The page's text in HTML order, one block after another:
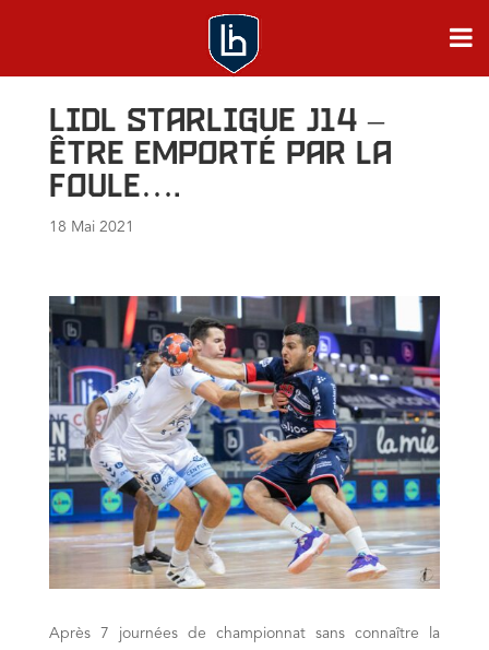
Lidl Starligue J14 –
Être emporté par la
foule….
18 Mai 2021
Après 7 journées de championnat sans connaître la